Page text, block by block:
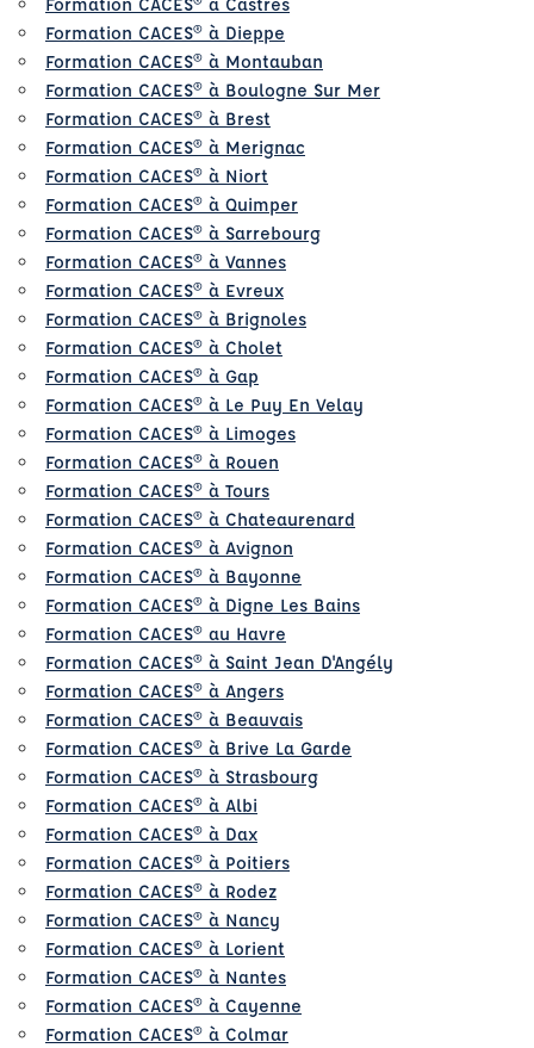
Formation CACES® à Dieppe
Formation CACES® à Montauban
Formation CACES® à Boulogne Sur Mer
Formation CACES® à Brest
Formation CACES® à Merignac
Formation CACES® à Niort
Formation CACES® à Quimper
Formation CACES® à Sarrebourg
Formation CACES® à Vannes
Formation CACES® à Evreux
Formation CACES® à Brignoles
Formation CACES® à Cholet
Formation CACES® à Gap
Formation CACES® à Le Puy En Velay
Formation CACES® à Limoges
Formation CACES® à Rouen
Formation CACES® à Tours
Formation CACES® à Chateaurenard
Formation CACES® à Avignon
Formation CACES® à Bayonne
Formation CACES® à Digne Les Bains
Formation CACES® au Havre
Formation CACES® à Saint Jean D'Angély
Formation CACES® à Angers
Formation CACES® à Beauvais
Formation CACES® à Brive La Garde
Formation CACES® à Strasbourg
Formation CACES® à Albi
Formation CACES® à Dax
Formation CACES® à Poitiers
Formation CACES® à Rodez
Formation CACES® à Nancy
Formation CACES® à Lorient
Formation CACES® à Nantes
Formation CACES® à Cayenne
Formation CACES® à Colmar